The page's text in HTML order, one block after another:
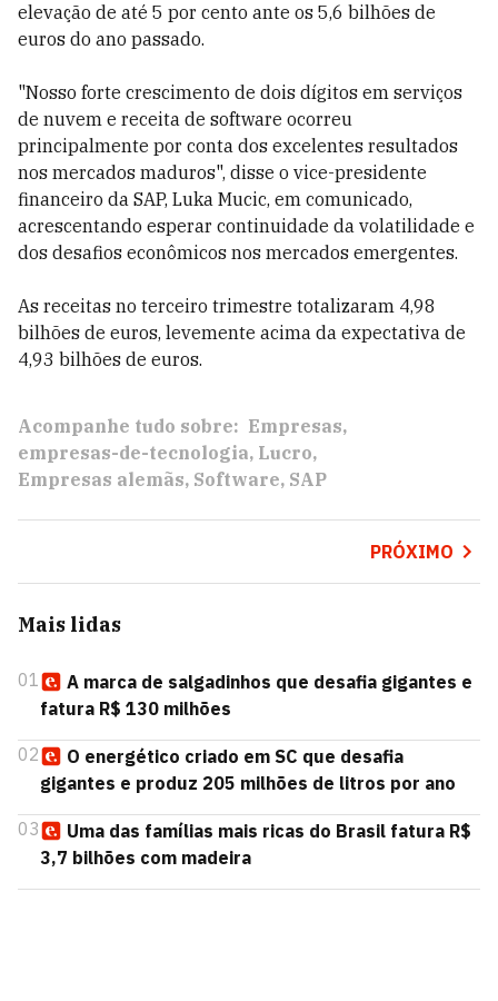
elevação de até 5 por cento ante os 5,6 bilhões de
euros do ano passado.
"Nosso forte crescimento de dois dígitos em serviços
de nuvem e receita de software ocorreu
principalmente por conta dos excelentes resultados
nos mercados maduros", disse o vice-presidente
financeiro da SAP, Luka Mucic, em comunicado,
acrescentando esperar continuidade da volatilidade e
dos desafios econômicos nos mercados emergentes.
As receitas no terceiro trimestre totalizaram 4,98
bilhões de euros, levemente acima da expectativa de
4,93 bilhões de euros.
Acompanhe tudo sobre: Empresas
empresas-de-tecnologia Lucro
Empresas alemãs Software SAP
PRÓXIMO
Mais lidas
01
A marca de salgadinhos que desafia gigantes e
fatura R$ 130 milhões
02
O energético criado em SC que desafia
gigantes e produz 205 milhões de litros por ano
03
Uma das famílias mais ricas do Brasil fatura R$
3,7 bilhões com madeira